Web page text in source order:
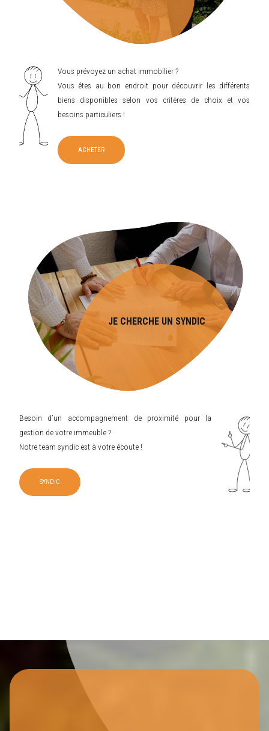
Vous prévoyez un achat immobilier ?
Vous êtes au bon endroit pour découvrir les différents
biens disponibles selon vos critères de choix et vos
besoins particuliers !
ACHETER
JE CHERCHE UN SYNDIC
Besoin d’un accompagnement de proximité pour la
gestion de votre immeuble ?
Notre team syndic est à votre écoute !
SYNDIC